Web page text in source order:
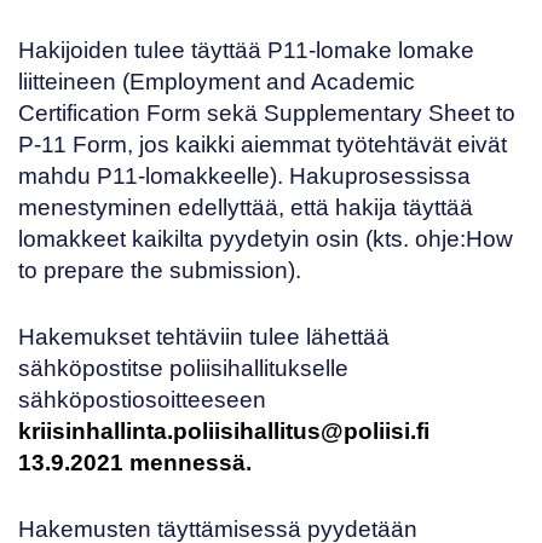
Hakijoiden tulee täyttää P11-lomake lomake
liitteineen (Employment and Academic
Certification Form sekä Supplementary Sheet to
P-11 Form, jos kaikki aiemmat työtehtävät eivät
mahdu P11-lomakkeelle). Hakuprosessissa
menestyminen edellyttää, että hakija täyttää
lomakkeet kaikilta pyydetyin osin (kts. ohje:How
to prepare the submission).
Hakemukset tehtäviin tulee lähettää
sähköpostitse poliisihallitukselle
sähköpostiosoitteeseen
kriisinhallinta.poliisihallitus@poliisi.fi
13.9.2021 mennessä.
Hakemusten täyttämisessä pyydetään